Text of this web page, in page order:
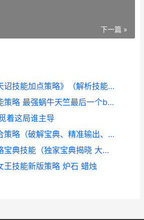
下一篇 »
《天谕手机游戏天诏技能加点策略》（解析技能加点方式 天谕手机版
绝顶蜗牛天竺技能策略 最强蜗牛天竺最后一个boss怎么制霸
着这局谁主导
寒霜仙鹿技能组合策略（破解宝典、精准输出、团队合作 寒霜值得买吗
以大话降妖录策略宝典技能（独家宝典揭晓 大话2降妖除魔任务
王技能新版策略 炉石 蜡烛